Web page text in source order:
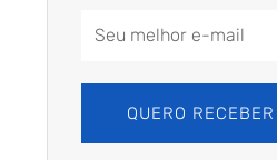
QUERO RECEBER